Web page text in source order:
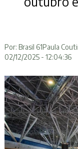
Por: Brasil 61Paula
02/12/2025 - 12:04:36